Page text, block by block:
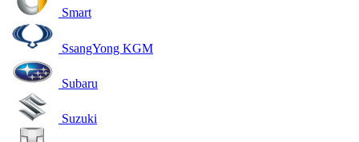
Smart
SsangYong KGM
Subaru
Suzuki